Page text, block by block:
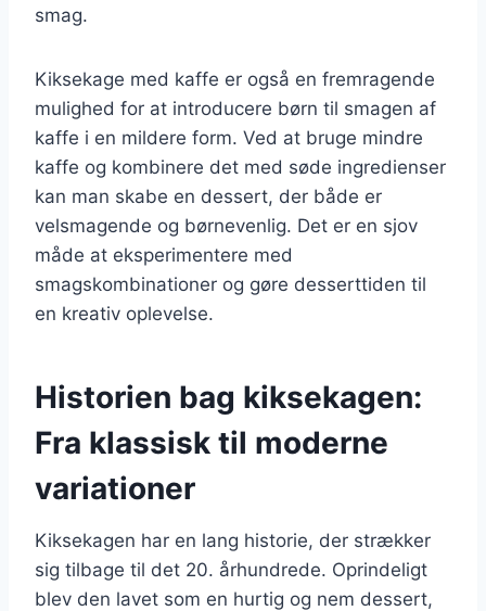
smag.
Kiksekage med kaffe er også en fremragende
mulighed for at introducere børn til smagen af
kaffe i en mildere form. Ved at bruge mindre
kaffe og kombinere det med søde ingredienser
kan man skabe en dessert, der både er
velsmagende og børnevenlig. Det er en sjov
måde at eksperimentere med
smagskombinationer og gøre desserttiden til
en kreativ oplevelse.
Historien bag kiksekagen:
Fra klassisk til moderne
variationer
Kiksekagen har en lang historie, der strækker
sig tilbage til det 20. århundrede. Oprindeligt
blev den lavet som en hurtig og nem dessert,